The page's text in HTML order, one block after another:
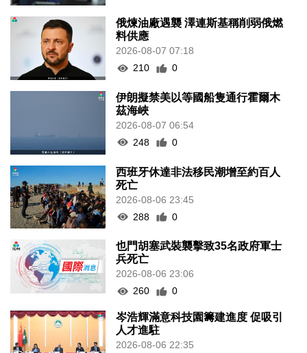
俄煉油廠遇襲 澤連斯基稱削弱俄燃
料供應
2026-08-07 07:18
210
0
伊朗擬禁美以等國船隻通行霍爾木
茲海峽
2026-08-07 06:54
248
0
西班牙休達非法移民潮增至約百人
死亡
2026-08-06 23:45
288
0
也門胡塞武裝襲擊致35名政府軍士
兵死亡
2026-08-06 23:06
260
0
岑浩輝滿意科技園籌建進度 促吸引
人才進駐
2026-08-06 22:35